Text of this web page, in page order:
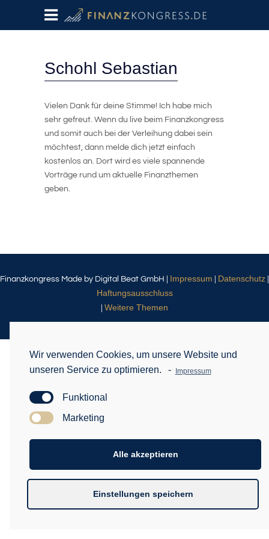
Schohl Sebastian
Vielen Dank für deine Stimme! Ich habe mich
sehr gefreut. Wenn du live beim Finanzkongress
und somit auch bei der Verleihung dabei sein
möchtest, dann melde dich jetzt einfach
kostenlos an. Dort wird es viele spannende
Vorträge rund um aktuelle Finanzthemen
geben.
Finanzkongress Made by Digital Beat GmbH | Impressum Datenschutz
Haftungsausschluss
Weitere Themen
Wir verwenden Cookies, um unsere Website und
unseren Service zu optimieren.
- Impressum
Funktional
Marketing
Alle akzeptieren
Einstellungen speichern